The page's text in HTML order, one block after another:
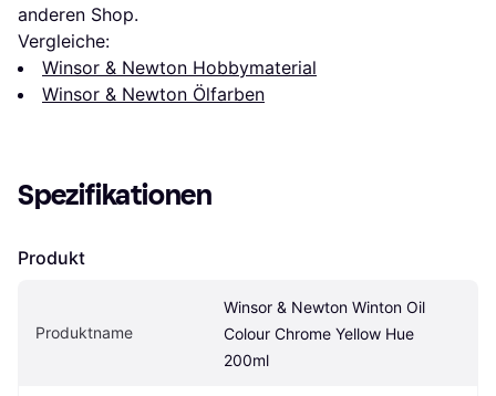
anderen Shop.
Vergleiche:
Winsor & Newton Hobbymaterial
Winsor & Newton Ölfarben
Spezifikationen
Produkt
Produktname
Winsor & Newton Winton Oil
Colour Chrome Yellow Hue
200ml